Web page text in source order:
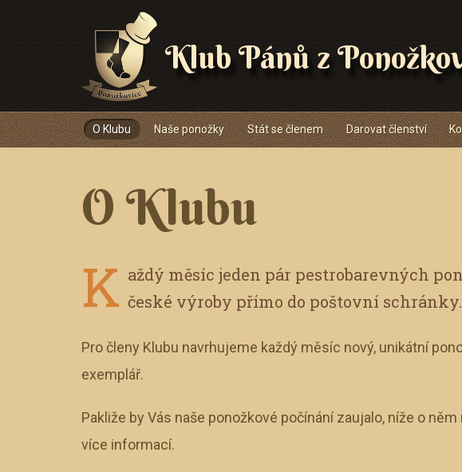
Klub Pánů z
Navigace
O Klubu Naše ponožky Stát se členem Darovat členství
O Klubu
K aždý měsíc jeden pár pestrobarevných
české výroby přímo do poštovní schránky.
Pro členy Klubu navrhujeme každý měsíc nový, unikátní
exemplář.
Pakliže by Vás naše ponožkové počínání zaujalo, níže o
více informací.